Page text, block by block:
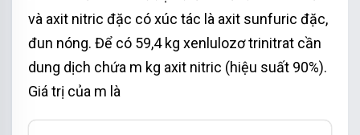
và axit nitric đặc có xúc tác là axit sunfuric đặc,
đun nóng. Để có 59,4 kg xenlulozơ trinitrat cần
dung dịch chứa m kg axit nitric (hiệu suất 90%).
Giá trị của m là